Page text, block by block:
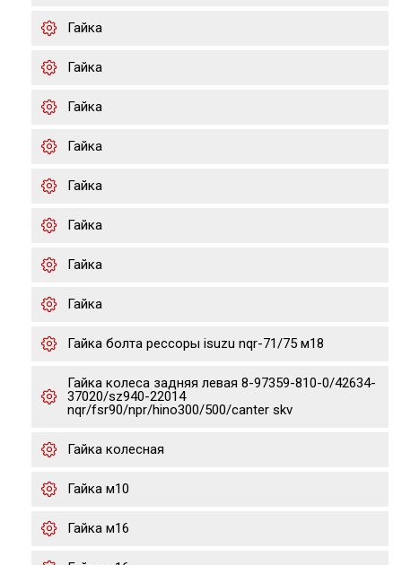
Гайка
Гайка
Гайка
Гайка
Гайка
Гайка
Гайка
Гайка
Гайка болта рессоры isuzu nqr-71/75 м18
Гайка колеса задняя левая 8-97359-810-0/42634-
37020/sz940-22014
nqr/fsr90/npr/hino300/500/canter skv
Гайка колесная
Гайка м10
Гайка м16